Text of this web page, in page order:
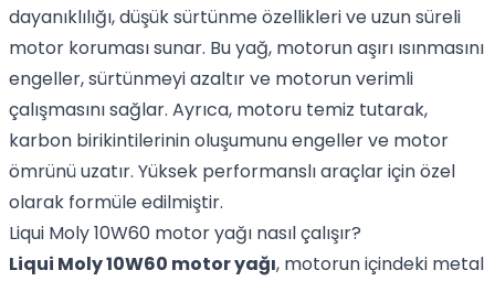
dayanıklılığı, düşük sürtünme özellikleri ve uzun süreli
motor koruması sunar. Bu yağ, motorun aşırı ısınmasını
engeller, sürtünmeyi azaltır ve motorun verimli
çalışmasını sağlar. Ayrıca, motoru temiz tutarak,
karbon birikintilerinin oluşumunu engeller ve motor
ömrünü uzatır. Yüksek performanslı araçlar için özel
olarak formüle edilmiştir.
Liqui Moly 10W60 motor yağı nasıl çalışır?
Liqui Moly 10W60 motor yağı, motorun içindeki metal